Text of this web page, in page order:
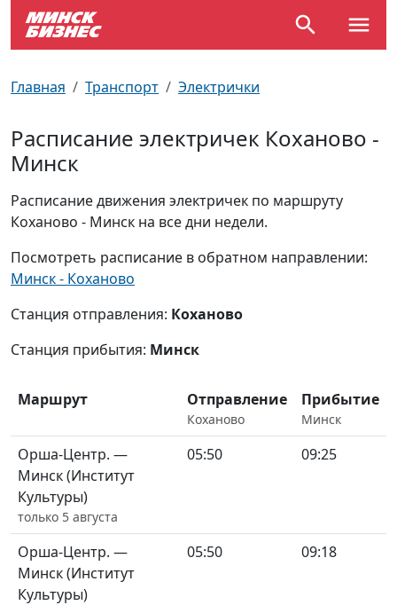
Главная Транспорт Электрички
Расписание электричек Коханово -
Минск
Расписание движения электричек по маршруту
Коханово - Минск на все дни недели.
Посмотреть расписание в обратном направлении:
Минск - Коханово
Станция отправления: Коханово
Станция прибытия: Минск
Маршрут Отправление
Коханово
Прибытие
Минск
Орша-Центр. —
Минск (Институт
Культуры)
только 5 августа
05:50 09:25
Орша-Центр. —
Минск (Институт
Культуры)
05:50 09:18
Возле метро
Почтовые индексы
Улицы Минска
Производственный календарь
Схема метро
Пробки на дорогах
Самолеты